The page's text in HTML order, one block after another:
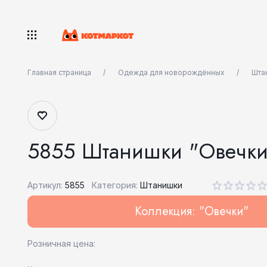
Главная страница Одежда для новорождённых
5855 Штанишки
Артикул: 5855 Категория: Штанишки
Коллекция: "Овечки"
Розничная цена: